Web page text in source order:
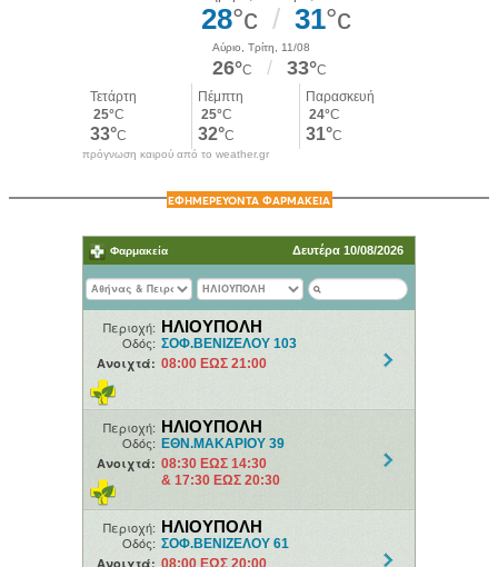
πρόγνωση καιρού από το weather.gr
ΕΦΗΜΕΡΕΥΟΝΤΑ ΦΑΡΜΑΚΕΙΑ